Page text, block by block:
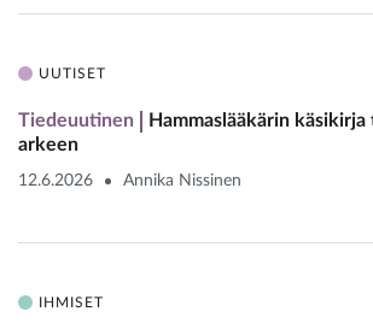
UUTISET
Tiedeuutinen
Hammaslääkärin
arkeen
12.6.2026 Annika Nissinen
IHMISET